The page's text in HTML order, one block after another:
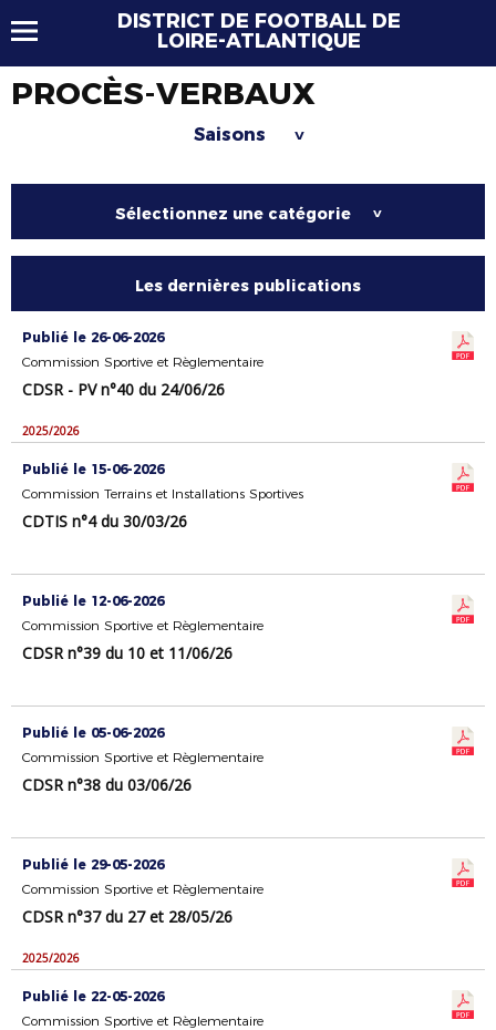
DISTRICT DE FOOTBALL DE
LOIRE-ATLANTIQUE
PROCÈS-VERBAUX
Saisons >
Sélectionnez une catégorie >
Les dernières publications
Publié le 26-06-2026
Commission Sportive et Règlementaire
CDSR - PV n°40 du 24/06/26
2025/2026
Publié le 15-06-2026
Commission Terrains et Installations Sportives
CDTIS n°4 du 30/03/26
Publié le 12-06-2026
Commission Sportive et Règlementaire
CDSR n°39 du 10 et 11/06/26
Publié le 05-06-2026
Commission Sportive et Règlementaire
CDSR n°38 du 03/06/26
Publié le 29-05-2026
Commission Sportive et Règlementaire
CDSR n°37 du 27 et 28/05/26
2025/2026
Publié le 22-05-2026
Commission Sportive et Règlementaire